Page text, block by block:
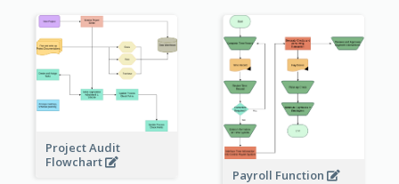
Project Audit
Flowchart
Payroll Function